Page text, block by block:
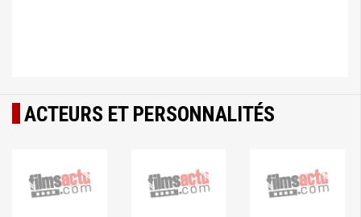
ACTEURS ET PERSONNALITÉS